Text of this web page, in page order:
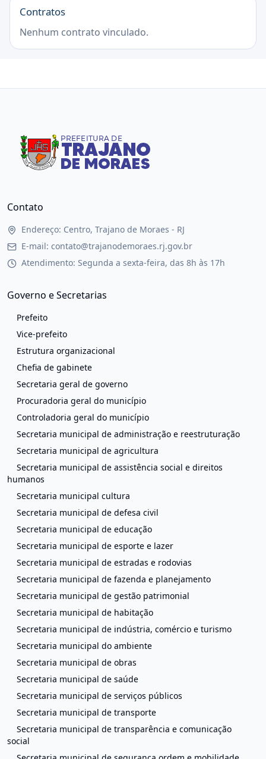
Contratos
Nenhum contrato vinculado.
Contato
Endereço: Centro, Trajano de Moraes - RJ
E-mail: contato@trajanodemoraes.rj.gov.br
Atendimento: Segunda a sexta-feira, das 8h às 17h
Governo e Secretarias
Prefeito
Vice-prefeito
Estrutura organizacional
Chefia de gabinete
Secretaria geral de governo
Procuradoria geral do município
Controladoria geral do município
Secretaria municipal de administração e reestruturação
Secretaria municipal de agricultura
Secretaria municipal de assistência social e direitos
humanos
Secretaria municipal cultura
Secretaria municipal de defesa civil
Secretaria municipal de educação
Secretaria municipal de esporte e lazer
Secretaria municipal de estradas e rodovias
Secretaria municipal de fazenda e planejamento
Secretaria municipal de gestão patrimonial
Secretaria municipal de habitação
Secretaria municipal de indústria, comércio e turismo
Secretaria municipal do ambiente
Secretaria municipal de obras
Secretaria municipal de saúde
Secretaria municipal de serviços públicos
Secretaria municipal de transporte
Secretaria municipal de transparência e comunicação
social